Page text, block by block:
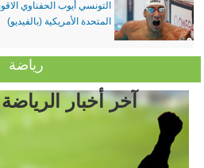
التونسي أيوب الحفناوي
المتحدة الأمريكية (بالفيديو)
رياضة
آخر أخبار الرياضة